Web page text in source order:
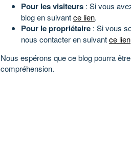
Pour les visiteurs : Si vous
blog en suivantce lien.
Pour le propriétaire : Si vous
nous contacter en suivantce lien
Nous espérons que ce blog pourra
compréhension.